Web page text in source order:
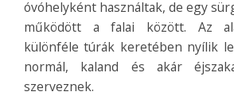
óvóhelyként használtak, de egy
működött a falai között. Az
különféle túrák keretében nyílik
normál, kaland és akár
szerveznek.